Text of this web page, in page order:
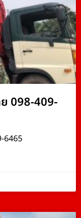
ย 098-409-
6465